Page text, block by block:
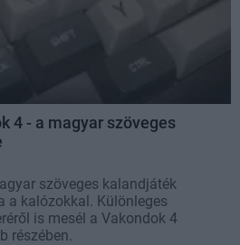
4 - a magyar szöveges
szöveges kalandjáték
a kalózokkal. Különleges
is mesél a Vakondok 4
részében.